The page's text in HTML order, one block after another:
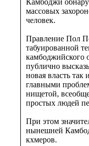
массовых
человек.
Правление Пол
табуированной
камбоджийского
публично
новая власть так
главными
нищетой,
простых людей
При этом
нынешней
кхмеров.